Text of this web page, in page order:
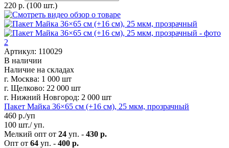
220 р. (100 шт.)
Артикул: 110029
В наличии
Наличие на складах
г. Москва: 1 000 шт
г. Щелково: 22 000 шт
г. Нижний Новгород: 2 000 шт
Пакет Майка 36×65 см (+16 см), 25 мкм, прозрачный
460 р./уп
100 шт./ уп.
Мелкий опт от 24 уп. - 430 р.
Опт от 64 уп. - 400 р.